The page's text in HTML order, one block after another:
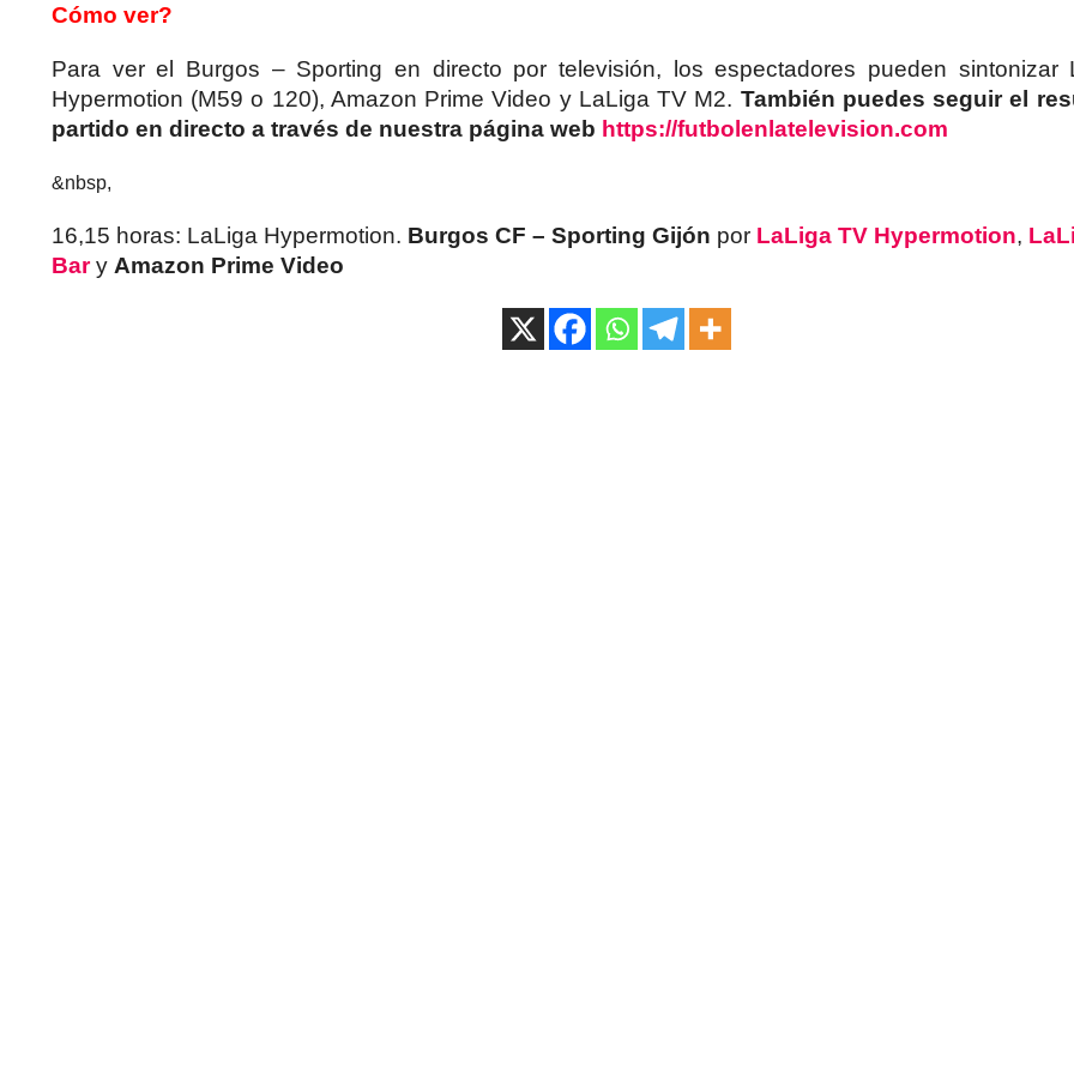
Cómo ver?
Para ver el Burgos – Sporting en directo por televisión, los espectadores pueden sintonizar
Hypermotion (M59 o 120), Amazon Prime Video y LaLiga TV M2. También puedes seguir el
partido en directo a través de nuestra página web https://futbolenlatelevision.com
&nbsp,
16,15 horas: LaLiga Hypermotion. Burgos CF – Sporting Gijón por LaLiga TV Hypermotion,
Bary Amazon Prime Video